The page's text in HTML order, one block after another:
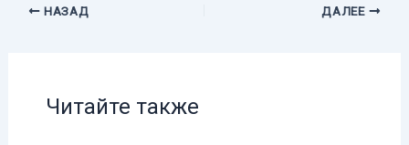
НАЗАД ДАЛЕЕ
Читайте также